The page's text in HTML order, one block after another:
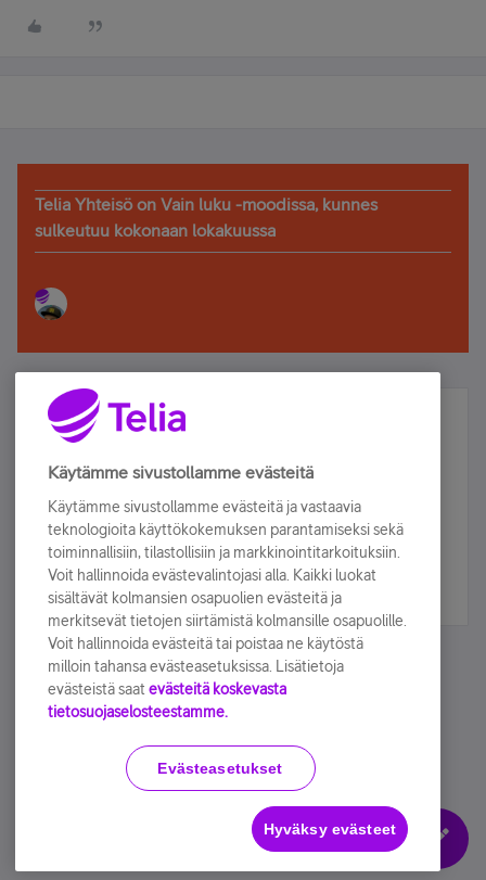
Telia Yhteisö on Vain luku -moodissa, kunnes
sulkeutuu kokonaan lokakuussa
Älä jää paitsi – osallistu ja voita!
Tilaa Telian uutiskirje ja olet mukana arvonnassa.
sähköpostiisi.
Tilaa nyt
Käyttöehdot Accessibility statement
Evästeasetukset
Käytämme sivustollamme evästeitä
Käytämme sivustollamme evästeitä ja vastaavia
teknologioita käyttökokemuksen parantamiseksi sekä
toiminnallisiin, tilastollisiin ja markkinointitarkoituksiin.
Voit hallinnoida evästevalintojasi alla. Kaikki luokat
sisältävät kolmansien osapuolien evästeitä ja
merkitsevät tietojen siirtämistä kolmansille osapuolille.
Voit hallinnoida evästeitä tai poistaa ne käytöstä
milloin tahansa evästeasetuksissa. Lisätietoja
evästeistä saat evästeitä koskevasta
tietosuojaselosteestamme.
Evästeasetukset
Hyväksy evästeet